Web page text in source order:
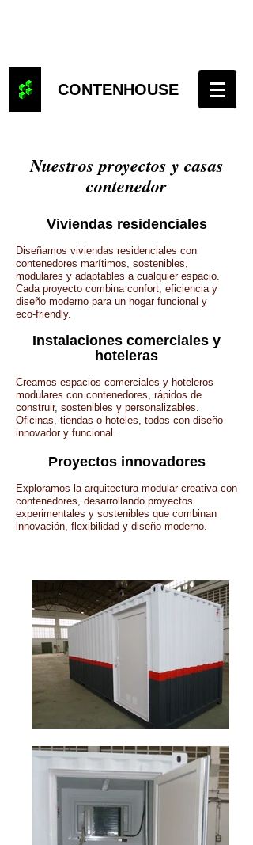
CONTENHOUSE
Nuestros proyectos y casas
contenedor
Viviendas residenciales
Diseñamos viviendas residenciales con
contenedores marítimos, sostenibles,
modulares y adaptables a cualquier espacio.
Cada proyecto combina confort, eficiencia y
diseño moderno para un hogar funcional y
eco‑friendly.
Instalaciones comerciales y
hoteleras
Creamos espacios comerciales y hoteleros
modulares con contenedores, rápidos de
construir, sostenibles y personalizables.
Oficinas, tiendas o hoteles, todos con diseño
innovador y funcional.
Proyectos innovadores
Exploramos la arquitectura modular creativa con
contenedores, desarrollando proyectos
experimentales y sostenibles que combinan
innovación, flexibilidad y diseño moderno.